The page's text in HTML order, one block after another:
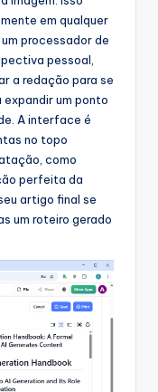
em qualquer
processador de
pessoal,
a redação para se
expandir um ponto
A interface é
no topo
como
perfeita da
artigo final se
um roteiro gerado